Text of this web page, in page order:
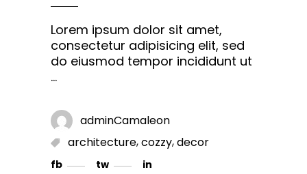
Lorem ipsum dolor sit amet,
consectetur adipisicing elit, sed
do eiusmod tempor incididunt ut
adminCamaleon
architecture,cozzy,decor
fb tw in